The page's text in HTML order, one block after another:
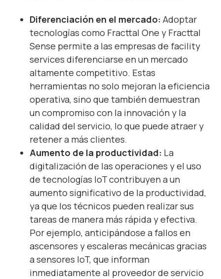
Diferenciación en el mercado: Adoptar
tecnologías como Fracttal One y Fracttal
Sense permite a las empresas de facility
services diferenciarse en un mercado
altamente competitivo. Estas
herramientas no solo mejoran la eficiencia
operativa, sino que también demuestran
un compromiso con la innovación y la
calidad del servicio, lo que puede atraer y
retener a más clientes.
Aumento de la productividad: La
digitalización de las operaciones y el uso
de tecnologías IoT contribuyen a un
aumento significativo de la productividad,
ya que los técnicos pueden realizar sus
tareas de manera más rápida y efectiva.
Por ejemplo, anticipándose a fallos en
ascensores y escaleras mecánicas gracias
a sensores IoT, que informan
inmediatamente al proveedor de servicio